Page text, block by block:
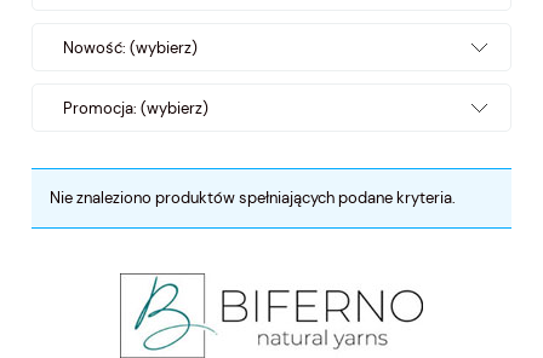
Nowość: (wybierz)
Promocja: (wybierz)
Nie znaleziono produktów spełniających podane kryteria.